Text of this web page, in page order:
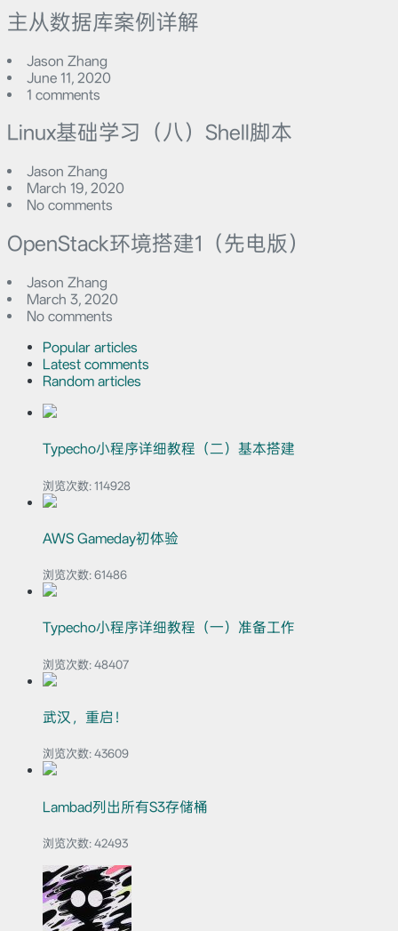
主从数据库案例详解
Jason Zhang
June 11, 2020
1 comments
Linux基础学习（八）Shell脚本
Jason Zhang
March 19, 2020
No comments
OpenStack环境搭建1（先电版）
Jason Zhang
March 3, 2020
No comments
Popular articles
Latest comments
Random articles
Typecho小程序详细教程（二）基本搭建
浏览次数: 114928
AWS Gameday初体验
浏览次数: 61486
Typecho小程序详细教程（一）准备工作
浏览次数: 48407
武汉，重启！
浏览次数: 43609
Lambad列出所有S3存储桶
浏览次数: 42493